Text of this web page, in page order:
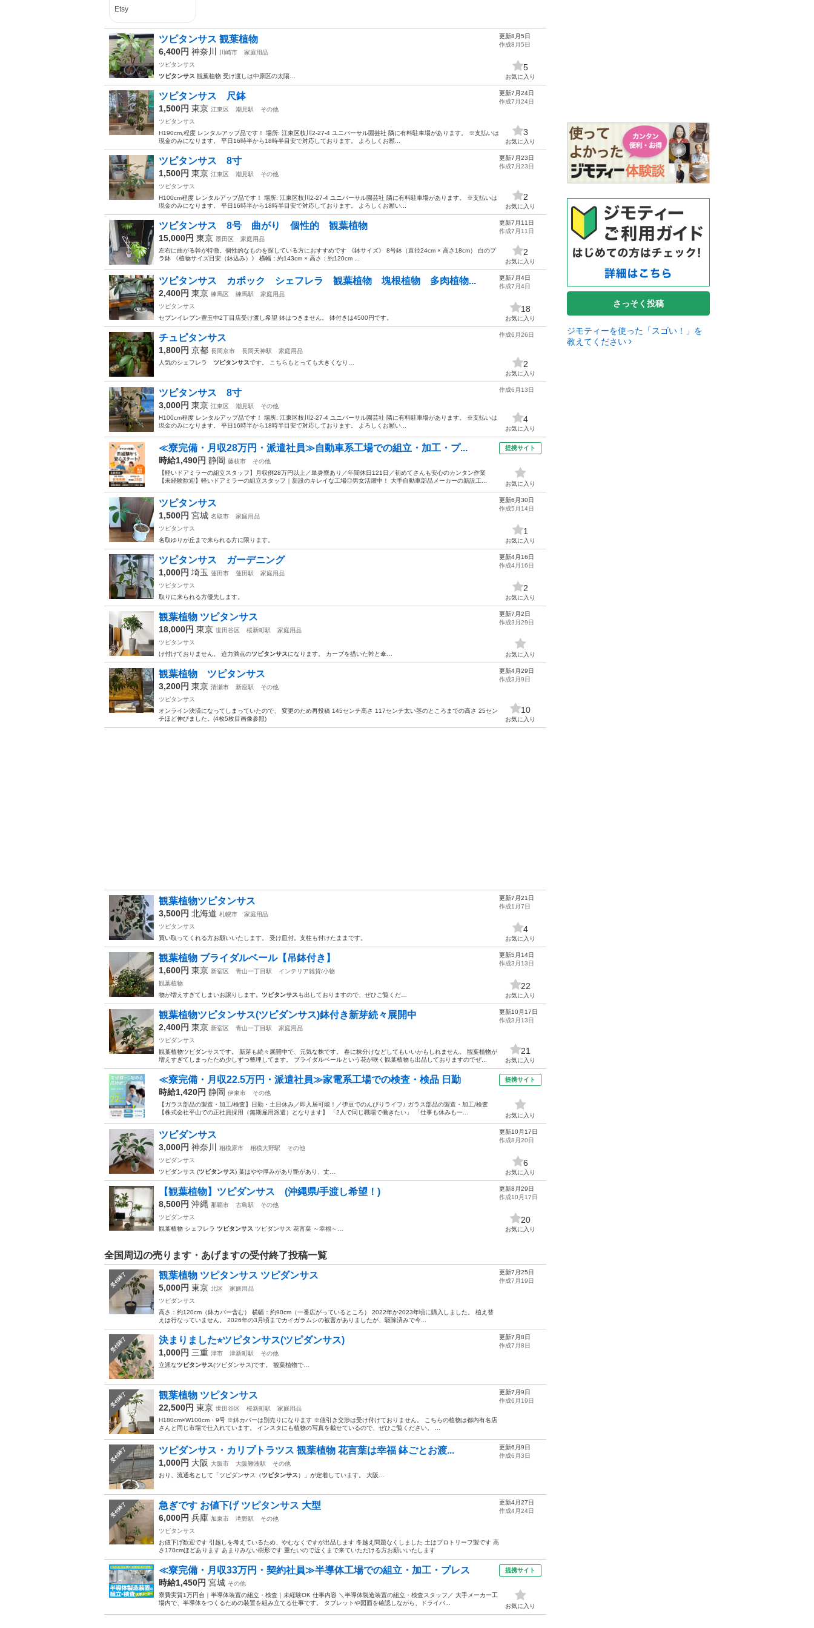
ツピタンサス 観葉植物
6,400円 神奈川 川崎市
家庭用品
ツピタンサス
ツピタンサス 観葉植物 受け渡しは中原区の太陽…
更新8月5日
作成8月5日
5
お気に入り
ツピタンサス 尺鉢
1,500円 東京 江東区 潮見駅
その他
ツピタンサス
H190cm,程度 レンタルアップ品です！ 場所: 江東区枝川2-27-4 ユニバーサル園芸社 隣に有料駐車場があります。 ※支払いは
現金のみになります。 平日16時半から18時半目安で対応しております。 よろしくお願...
更新7月24日
作成7月24日
3
お気に入り
ツピタンサス 8寸
1,500円 東京 江東区 潮見駅
その他
ツピタンサス
H100cm程度 レンタルアップ品です！ 場所: 江東区枝川2-27-4 ユニバーサル園芸社 隣に有料駐車場があります。 ※支払いは
現金のみになります。 平日16時半から18時半目安で対応しております。 よろしくお願い...
更新7月23日
作成7月23日
2
お気に入り
ツピタンサス 8号 曲がり 個性的 観葉植物
15,000円 東京 墨田区
家庭用品
左右に曲がる幹が特徴。個性的なものを探している方におすすめです 《鉢サイズ》 8号鉢（直径24cm × 高さ18cm） 白のプ
ラ鉢 《植物サイズ目安（鉢込み）》 横幅：約143cm × 高さ：約120cm ...
更新7月11日
作成7月11日
2
お気に入り
ツピタンサス カポック シェフレラ 観葉植物 塊根植物 多肉植物...
2,400円 東京 練馬区 練馬駅
家庭用品
ツピタンサス
セブンイレブン豊玉中2丁目店受け渡し希望 鉢はつきません。 鉢付きは4500円です。
更新7月4日
作成7月4日
18
お気に入り
チュピタンサス
1,800円 京都 長岡京市 長岡天神駅
家庭用品
人気のシェフレラ ツピタンサスです。 こちらもとっても大きくなり…
作成6月26日
2
お気に入り
ツピタンサス 8寸
3,000円 東京 江東区 潮見駅
その他
H100cm程度 レンタルアップ品です！ 場所: 江東区枝川2-27-4 ユニバーサル園芸社 隣に有料駐車場があります。 ※支払いは
現金のみになります。 平日16時半から18時半目安で対応しております。 よろしくお願い...
作成6月13日
4
お気に入り
≪寮完備・月収28万円・派遣社員≫自動車系工場での組立・加工・プ...
時給1,490円 静岡 藤枝市
その他
【軽いドアミラーの組立スタッフ】月収例28万円以上／単身寮あり／年間休日121日／初めてさんも安心のカンタン作業
【未経験歓迎】軽いドアミラーの組立スタッフ｜新設のキレイな工場◎男女活躍中！ 大手自動車部品メーカーの新設工...
提携サイト
お気に入り
ツピタンサス
1,500円 宮城 名取市
家庭用品
ツピタンサス
名取ゆりが丘まで来られる方に限ります。
更新6月30日
作成5月14日
1
お気に入り
ツピタンサス ガーデニング
1,000円 埼玉 蓮田市 蓮田駅
家庭用品
ツピタンサス
取りに来られる方優先します。
更新4月16日
作成4月16日
2
お気に入り
観葉植物 ツピタンサス
18,000円 東京 世田谷区 桜新町駅
家庭用品
ツピタンサス
け付けておりません。 迫力満点のツピタンサスになります。 カーブを描いた幹と傘…
更新7月2日
作成3月29日
お気に入り
観葉植物 ツピタンサス
3,200円 東京 清瀬市 新座駅
その他
ツピタンサス
オンライン決済になってしまっていたので、 変更のため再投稿 145センチ高さ 117センチ太い茎のところまでの高さ 25セン
チほど伸びました。(4枚5枚目画像参照)
更新4月29日
作成3月9日
10
お気に入り
観葉植物ツピタンサス
3,500円 北海道 札幌市
家庭用品
ツピタンサス
買い取ってくれる方お願いいたします。 受け皿付。支柱も付けたままです。
更新7月21日
作成1月7日
4
お気に入り
観葉植物 ブライダルベール【吊鉢付き】
1,600円 東京 新宿区 青山一丁目駅
インテリア雑貨/小物
観葉植物
物が増えすぎてしまいお譲りします。 ツピタンサス も出しておりますので、ぜひご覧くだ…
更新5月14日
作成3月13日
22
お気に入り
観葉植物ツピタンサス(ツピダンサス)鉢付き新芽続々展開中
2,400円 東京 新宿区 青山一丁目駅
家庭用品
ツピダンサス
観葉植物ツピダンサスです。 新芽も続々展開中で、元気な株です。 春に株分けなどしてもいいかもしれません。 観葉植物が
増えすぎてしまったため少しずつ整理してます。 ブライダルベールという花が咲く観葉植物も出品しておりますのでぜ...
更新10月17日
作成3月13日
21
お気に入り
≪寮完備・月収22.5万円・派遣社員≫家電系工場での検査・検品 日勤
時給1,420円 静岡 伊東市
その他
【ガラス部品の製造・加工/検査】日勤・土日休み／即入居可能！／伊豆でのんびりライフ♪ ガラス部品の製造・加工/検査
【株式会社平山での正社員採用（無期雇用派遣）となります】 「2人で同じ職場で働きたい」 「仕事も休みも一...
提携サイト
お気に入り
ツピダンサス
3,000円 神奈川 相模原市 相模大野駅
その他
ツピダンサス
ツピダンサス (ツピタンサス) 葉はやや厚みがあり艶があり、丈…
更新10月17日
作成8月20日
6
お気に入り
【観葉植物】ツピダンサス (沖縄県/手渡し希望！)
8,500円 沖縄 那覇市 古島駅
その他
ツピダンサス
観葉植物 シェフレラ ツピタンサス ツピダンサス 花言葉 ～幸福～…
更新8月29日
作成10月17日
20
お気に入り
全国周辺の売ります・あげますの受付終了投稿一覧
受付終了 観葉植物 ツピタンサス ツピダンサス
5,000円 東京 北区
家庭用品
ツピダンサス
高さ：約120cm（鉢カバー含む） 横幅：約90cm（一番広がっているところ） 2022年か2023年頃に購入しました。 植え替
えは行なっていません。 2026年の3月頃までカイガラムシの被害がありましたが、駆除済みで今...
更新7月25日
作成7月19日
受付終了 決まりました⭐︎ツピタンサス(ツピダンサス)
1,000円 三重 津市 津新町駅
その他
立派なツピタンサス(ツピダンサス)です。 観葉植物で…
更新7月8日
作成7月8日
受付終了 観葉植物 ツピタンサス
22,500円 東京 世田谷区 桜新町駅
家庭用品
H180cm×W100cm・9号 ※鉢カバーは別売りになります ※値引き交渉は受け付けておりません。 こちらの植物は都内有名店
さんと同じ市場で仕入れています。 インスタにも植物の写真を載せているので、ぜひご覧ください。 ...
更新7月9日
作成6月19日
受付終了 ツピダンサス・カリプトラツス 観葉植物 花言葉は幸福 鉢ごとお渡...
1,000円 大阪 大阪市 大阪難波駅
その他
おり、流通名として「ツピダンサス（ツピタンサス）」が定着しています。 大阪…
更新6月9日
作成6月3日
受付終了 急ぎです お値下げ ツピタンサス 大型
6,000円 兵庫 加東市 滝野駅
その他
ツピタンサス
お値下げ歓迎です 引越しを考えているため、やむなくですが出品します 冬越え問題なくしました 土はプロトリーフ製です 高
さ170cmほどあります あまりみない樹形です 重たいので近くまで来ていただける方お願いいたします
更新4月27日
作成4月24日
≪寮完備・月収33万円・契約社員≫半導体工場での組立・加工・プレス
時給1,450円 宮城 その他
寮費実質1万円台｜半導体装置の組立・検査｜未経験OK 仕事内容 ＼半導体製造装置の組立・検査スタッフ／ 大手メーカー工
場内で、半導体をつくるための装置を組み立てる仕事です。 タブレットや図面を確認しながら、ドライバ...
提携サイト
お気に入り
さっそく投稿
ジモティーを使った「スゴい！」を
教えてください